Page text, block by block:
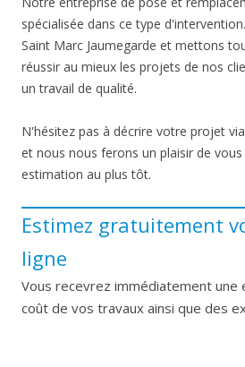
spécialisée dans ce type
Saint Marc Jaumegarde et mettons
réussir au mieux les projets de nos
un travail de qualité.
N'hésitez pas à décrire votre projet
et nous nous ferons un plaisir de
estimation au plus tôt.
Estimez gratuitement
ligne
Vous recevrez immédiatement une
coût de vos travaux ainsi que des